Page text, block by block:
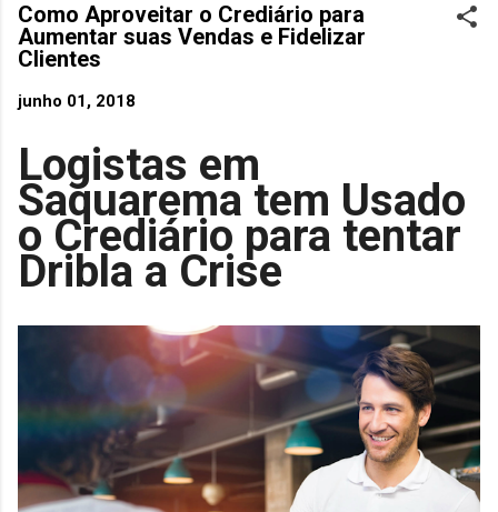
Como Aproveitar o Crediário para
Aumentar suas Vendas e Fidelizar
Clientes
junho 01, 2018
Logistas em
Saquarema tem Usado
o Crediário para tentar
Dribla a Crise